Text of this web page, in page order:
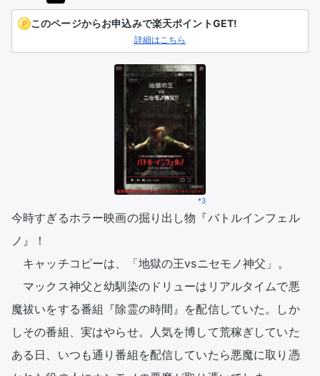
このページからお申込みで楽天ポイントGET!
詳細はこちら
*3
今時すぎるホラー映画の掘り出し物『バトルインフェル
ノ』！
キャッチコピーは、「地獄の王vsニセモノ神父」。
マックス神父と幼馴染のドリューはリアルタイムで悪
魔祓いをする番組『除霊の時間』を配信していた。しか
しその番組、実はやらせ。人気を博して荒稼ぎしていた
ある日、いつも通り番組を配信していたら悪魔に取り憑